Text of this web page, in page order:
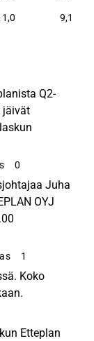
9,1
Q2-
jäivät
0
Juha
OYJ
1
Koko
Etteplan